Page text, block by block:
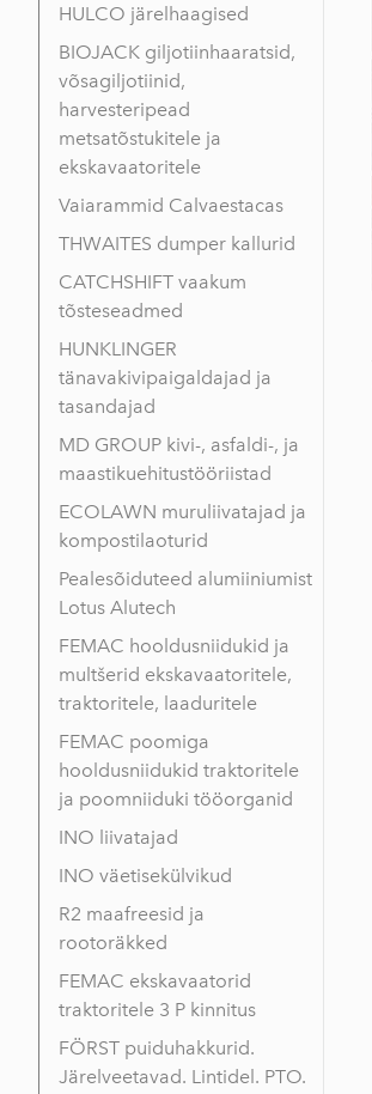
HULCO järelhaagised
BIOJACK giljotiinhaaratsid,
võsagiljotiinid,
harvesteripead
metsatõstukitele ja
ekskavaatoritele
Vaiarammid Calvaestacas
THWAITES dumper kallurid
CATCHSHIFT vaakum
tõsteseadmed
HUNKLINGER
tänavakivipaigaldajad ja
tasandajad
MD GROUP kivi-, asfaldi-, ja
maastikuehitustööriistad
ECOLAWN muruliivatajad ja
kompostilaoturid
Pealesõiduteed alumiiniumist
Lotus Alutech
FEMAC hooldusniidukid ja
multšerid ekskavaatoritele,
traktoritele, laaduritele
FEMAC poomiga
hooldusniidukid traktoritele
ja poomniiduki tööorganid
INO liivatajad
INO väetisekülvikud
R2 maafreesid ja
rootoräkked
FEMAC ekskavaatorid
traktoritele 3 P kinnitus
FÖRST puiduhakkurid.
Järelveetavad. Lintidel. PTO.